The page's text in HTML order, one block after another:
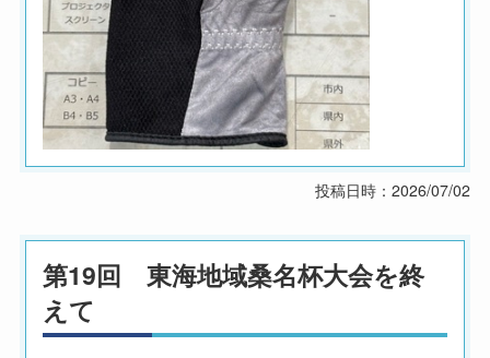
投稿日時：2026/07/02
第19回 東海地域桑名杯大会を終
えて